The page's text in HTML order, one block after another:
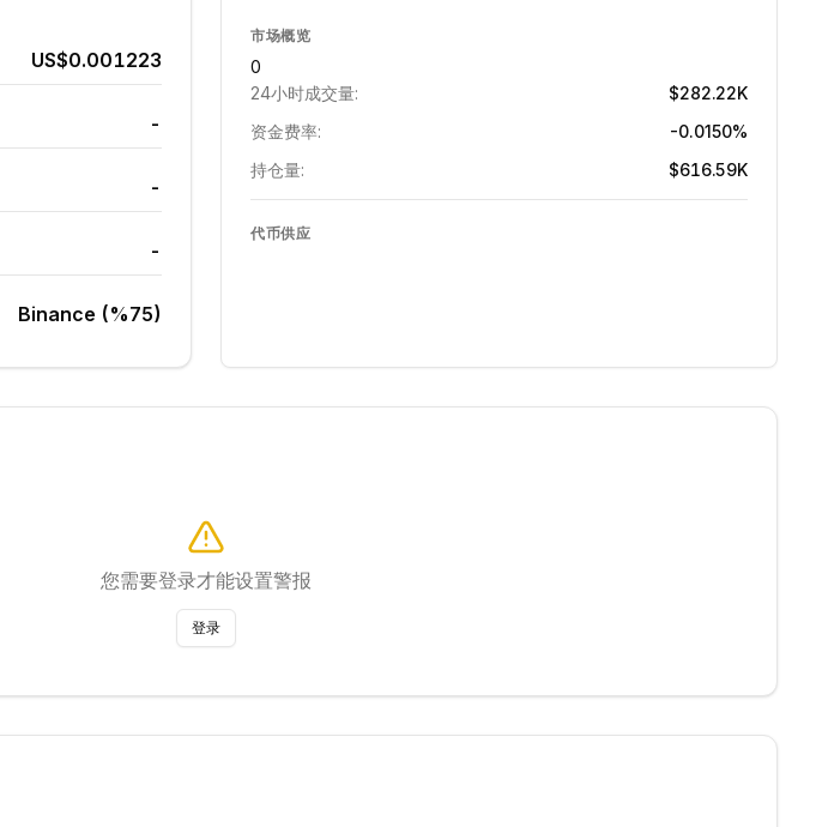
US$0.001223
-
-
-
Binance (%75)
市场概览
0
24小时成交量:
$282.22K
资金费率:
-0.0150%
持仓量:
$616.59K
代币供应
您需要登录才能设置警报
登录